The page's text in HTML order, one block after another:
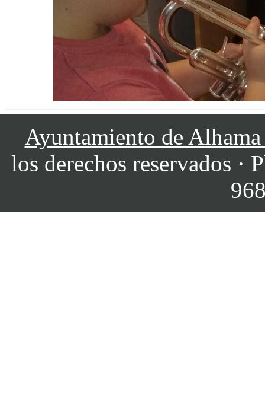
Ayuntamiento de
los derechos reservados ·